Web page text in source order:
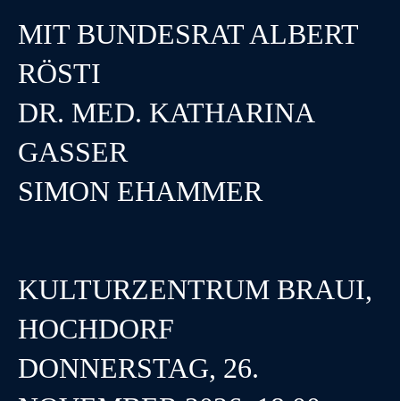
MIT BUNDESRAT ALBERT
RÖSTI
DR. MED. KATHARINA
GASSER
SIMON EHAMMER
KULTURZENTRUM BRAUI,
HOCHDORF
DONNERSTAG, 26.